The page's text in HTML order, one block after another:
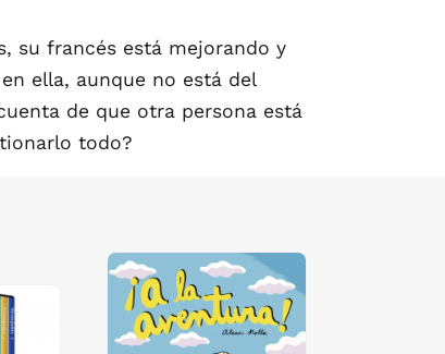
su francés está mejorando y
ella, aunque no está del
de que otra persona está
todo?